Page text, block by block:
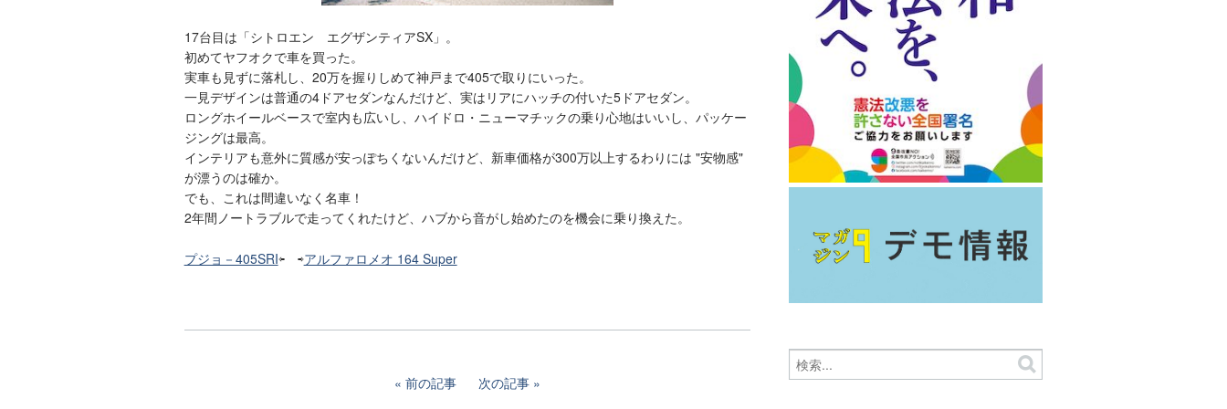
17台目は「シトロエン エグザンティアSX」。
初めてヤフオクで車を買った。
実車も見ずに落札し、20万を握りしめて神戸まで405で取りにいった。
一見デザインは普通の4ドアセダンなんだけど、実はリアにハッチの付いた5ドアセダン。
ロングホイールベースで室内も広いし、ハイドロ・ニューマチックの乗り心地はいいし、パッケー
ジングは最高。
インテリアも意外に質感が安っぽちくないんだけど、新車価格が300万以上するわりには "安物感"
が漂うのは確か。
でも、これは間違いなく名車！
2年間ノートラブルで走ってくれたけど、ハブから音がし始めたのを機会に乗り換えた。
プジョ－405SRI⇦ ⇨アルファロメオ 164 Super
前の記事 次の記事